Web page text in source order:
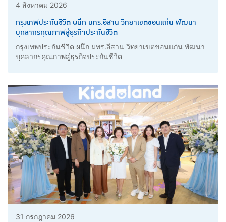
4 สิงหาคม 2026
กรุงเทพประกันชีวิต ผนึก มทร.อีสาน วิทยาเขตขอนแก่น พัฒนา
บุคลากรคุณภาพสู่ธุรกิจประกันชีวิต
กรุงเทพประกันชีวิต ผนึก มทร.อีสาน วิทยาเขตขอนแก่น พัฒนา
บุคลากรคุณภาพสู่ธุรกิจประกันชีวิต
31 กรกฎาคม 2026